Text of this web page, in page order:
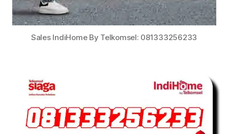
Sales IndiHome By Telkomsel: 081333256233